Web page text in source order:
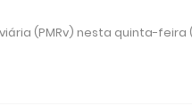
(PMRv) nesta quinta-feira